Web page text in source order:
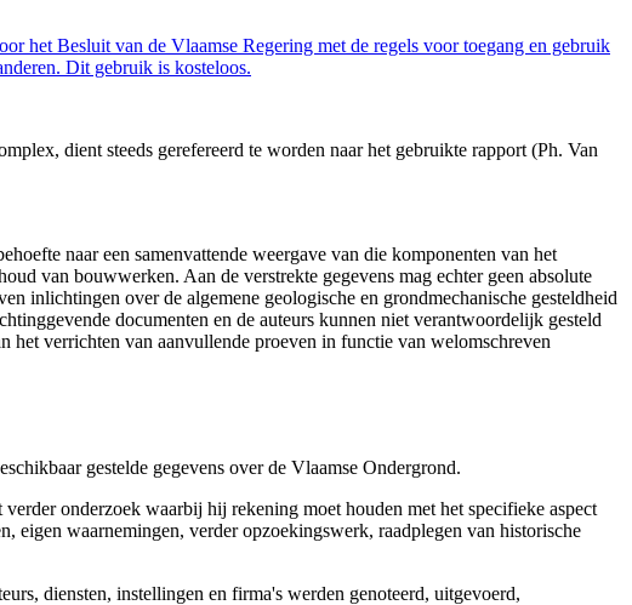
het Besluit van de Vlaamse Regering met de regels voor toegang en gebruik
Dit gebruik is kosteloos.
dient steeds gerefereerd te worden naar het gebruikte rapport (Ph. Van
naar een samenvattende weergave van die komponenten van het
van bouwwerken. Aan de verstrekte gegevens mag echter geen absolute
inlichtingen over de algemene geologische en grondmechanische gesteldheid
documenten en de auteurs kunnen niet verantwoordelijk gesteld
verrichten van aanvullende proeven in functie van welomschreven
gestelde gegevens over de Vlaamse Ondergrond.
onderzoek waarbij hij rekening moet houden met het specifieke aspect
eigen waarnemingen, verder opzoekingswerk, raadplegen van historische
diensten, instellingen en firma's werden genoteerd, uitgevoerd,